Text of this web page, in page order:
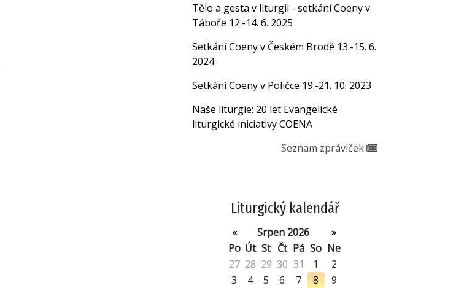
Tělo a gesta v liturgii - setkání Coeny v
Táboře 12.-14. 6. 2025
Setkání Coeny v Českém Brodě 13.-15. 6.
2024
Setkání Coeny v Poličce 19.-21. 10. 2023
Naše liturgie: 20 let Evangelické
liturgické iniciativy COENA
Seznam zpráviček
Liturgický kalendář
« Srpen 2026
»
Po Út St Čt Pá So Ne
27 28 29 30 31 1
2
3
4 5 6 7 8
9